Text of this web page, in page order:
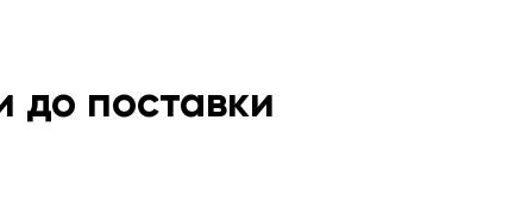
до поставки